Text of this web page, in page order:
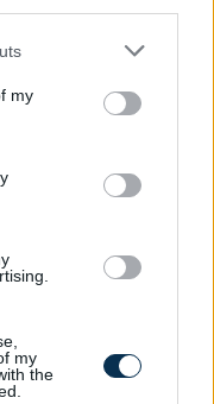
one or more Google
You may click to
third-party tags to
in below Google
my
my
the
már?